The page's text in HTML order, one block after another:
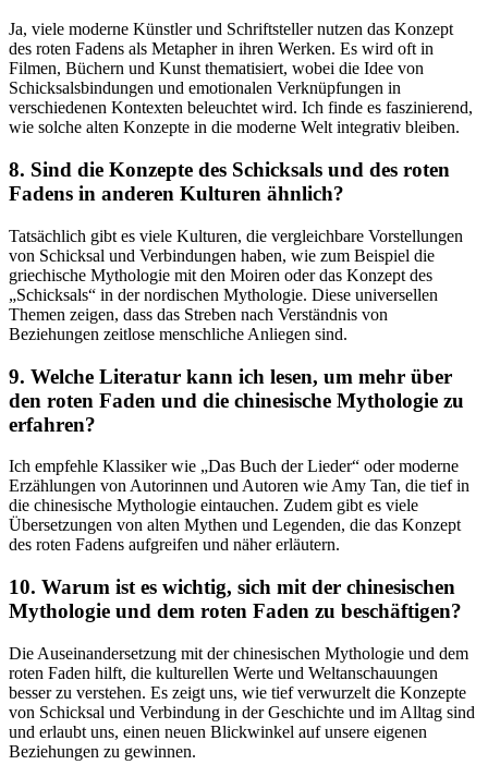
Ja, viele moderne Künstler und Schriftsteller nutzen das Konzept
des roten⁣ Fadens als Metapher in ihren Werken. Es wird oft ‍in
Filmen, Büchern und Kunst thematisiert, wobei⁣ die Idee von
Schicksalsbindungen ⁣und emotionalen ⁣Verknüpfungen in
verschiedenen⁤ Kontexten beleuchtet wird. Ich finde es faszinierend,
⁤wie solche ‍alten Konzepte in die moderne Welt integrativ bleiben.
8. Sind die Konzepte des Schicksals und des roten
⁢Fadens in anderen Kulturen ähnlich?
Tatsächlich gibt es viele Kulturen, die ​vergleichbare Vorstellungen
von ⁤Schicksal und Verbindungen haben,⁣ wie zum ‌Beispiel die
griechische⁤ Mythologie mit den Moiren oder das Konzept des
„Schicksals“ in der nordischen Mythologie. Diese universellen
Themen zeigen, dass das Streben nach Verständnis von
Beziehungen zeitlose menschliche Anliegen sind.
9. Welche ‌Literatur​ kann ich lesen,‍ um‍ mehr über
den roten Faden‍ und die chinesische Mythologie zu
erfahren?
Ich empfehle Klassiker wie ⁤„Das Buch der Lieder“ oder moderne
Erzählungen von Autorinnen und Autoren wie⁤ Amy​ Tan, die tief in
die chinesische‌ Mythologie ⁢eintauchen. Zudem gibt es viele
Übersetzungen von alten Mythen und Legenden, die das Konzept
des⁤ roten ‌Fadens aufgreifen ‍und näher erläutern.
10. Warum ist es wichtig, sich mit der chinesischen
⁣Mythologie und dem roten Faden ​zu‌ beschäftigen?
Die Auseinandersetzung mit der chinesischen Mythologie ⁣und dem
roten Faden hilft, die kulturellen Werte und ⁤Weltanschauungen⁢
besser zu verstehen.​ Es zeigt uns, wie tief verwurzelt die Konzepte​
von Schicksal und Verbindung in der⁢ Geschichte und im Alltag sind
⁤und erlaubt uns, einen⁢ neuen Blickwinkel auf unsere eigenen
Beziehungen zu gewinnen.